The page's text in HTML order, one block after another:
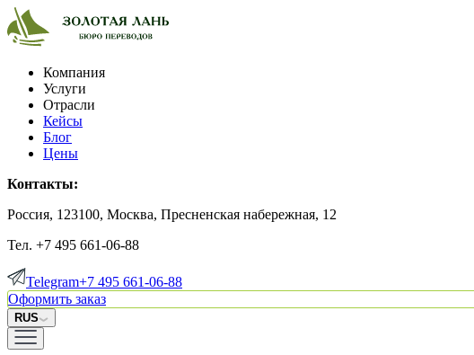
Компания
Услуги
Отрасли
Кейсы
Блог
Цены
Контакты:
Россия, 123100, Москва, Пресненская набережная, 12
Тел. +7 495 661-06-88
Telegram+7 495 661-06-88
Оформить заказ
RUS